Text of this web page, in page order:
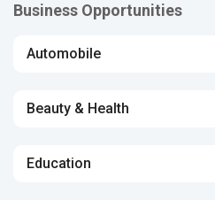
Business Opportunities
Automobile
Beauty & Health
Education